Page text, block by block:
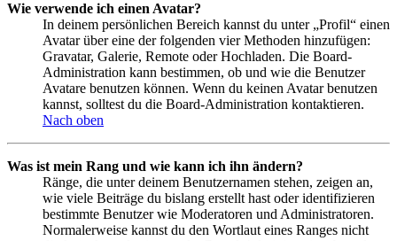
Wie verwende ich einen Avatar?
In deinem persönlichen Bereich kannst du unter „Profil“ einen
Avatar über eine der folgenden vier Methoden hinzufügen:
Gravatar, Galerie, Remote oder Hochladen. Die Board-
Administration kann bestimmen, ob und wie die Benutzer
Avatare benutzen können. Wenn du keinen Avatar benutzen
kannst, solltest du die Board-Administration kontaktieren.
Nach oben
Was ist mein Rang und wie kann ich ihn ändern?
Ränge, die unter deinem Benutzernamen stehen, zeigen an,
wie viele Beiträge du bislang erstellt hast oder identifizieren
bestimmte Benutzer wie Moderatoren und Administratoren.
Normalerweise kannst du den Wortlaut eines Ranges nicht